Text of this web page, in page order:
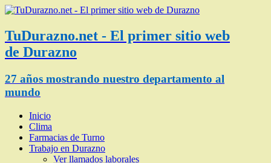
TuDurazno.net - El primer sitio web
de Durazno
27 años mostrando nuestro departamento al
mundo
Inicio
Clima
Farmacias de Turno
Trabajo en Durazno
Ver llamados laborales